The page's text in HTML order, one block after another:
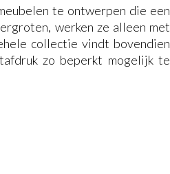
te ontwerpen die een
werken ze alleen met
collectie vindt bovendien
zo beperkt mogelijk te